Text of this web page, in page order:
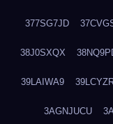
377SG7JD
38J0SXQX
39LAIWA9
3AGNJUCU